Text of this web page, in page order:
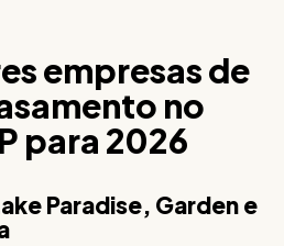
empresas de
no
para 2026
Paradise, Garden e